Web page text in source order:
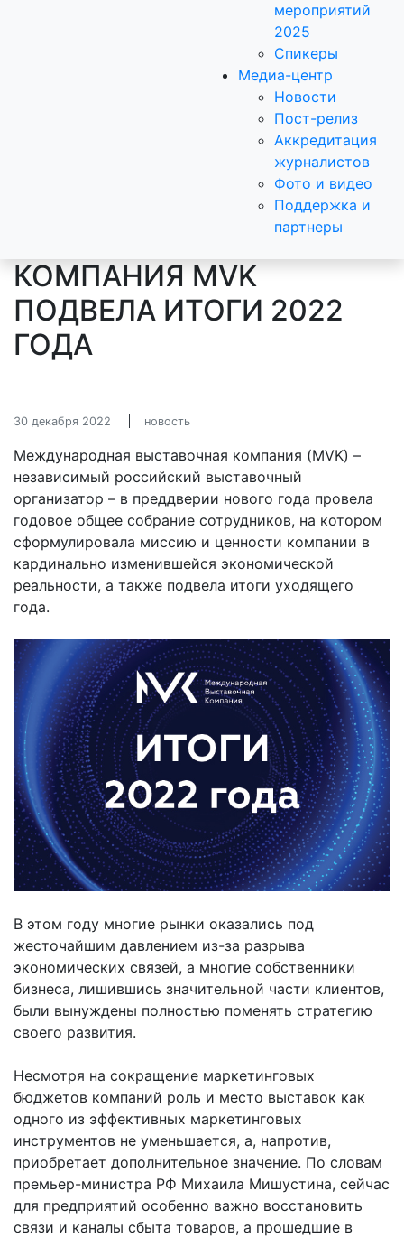
мероприятий
2025
Спикеры
Медиа-центр
Новости
Пост-релиз
Аккредитация
журналистов
Фото и видео
Поддержка и
партнеры
КОМПАНИЯ MVK
ПОДВЕЛА ИТОГИ 2022
ГОДА
30 декабря 2022 новость
Международная выставочная компания (MVK) –
независимый российский выставочный
организатор – в преддверии нового года провела
годовое общее собрание сотрудников, на котором
сформулировала миссию и ценности компании в
кардинально изменившейся экономической
реальности, а также подвела итоги уходящего
года.
В этом году многие рынки оказались под
жесточайшим давлением из-за разрыва
экономических связей, а многие собственники
бизнеса, лишившись значительной части клиентов,
были вынуждены полностью поменять стратегию
своего развития.
Несмотря на сокращение маркетинговых
бюджетов компаний роль и место выставок как
одного из эффективных маркетинговых
инструментов не уменьшается, а, напротив,
приобретает дополнительное значение. По словам
премьер-министра РФ Михаила Мишустина, сейчас
для предприятий особенно важно восстановить
связи и каналы сбыта товаров, а прошедшие в